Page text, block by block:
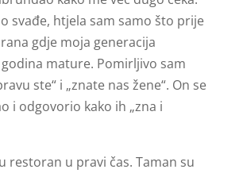
svađe, htjela sam samo što prije
gdje moja generacija
mature. Pomirljivo sam
ste“ i „znate nas žene“. On se
i odgovorio kako ih „zna i
restoran u pravi čas. Taman su